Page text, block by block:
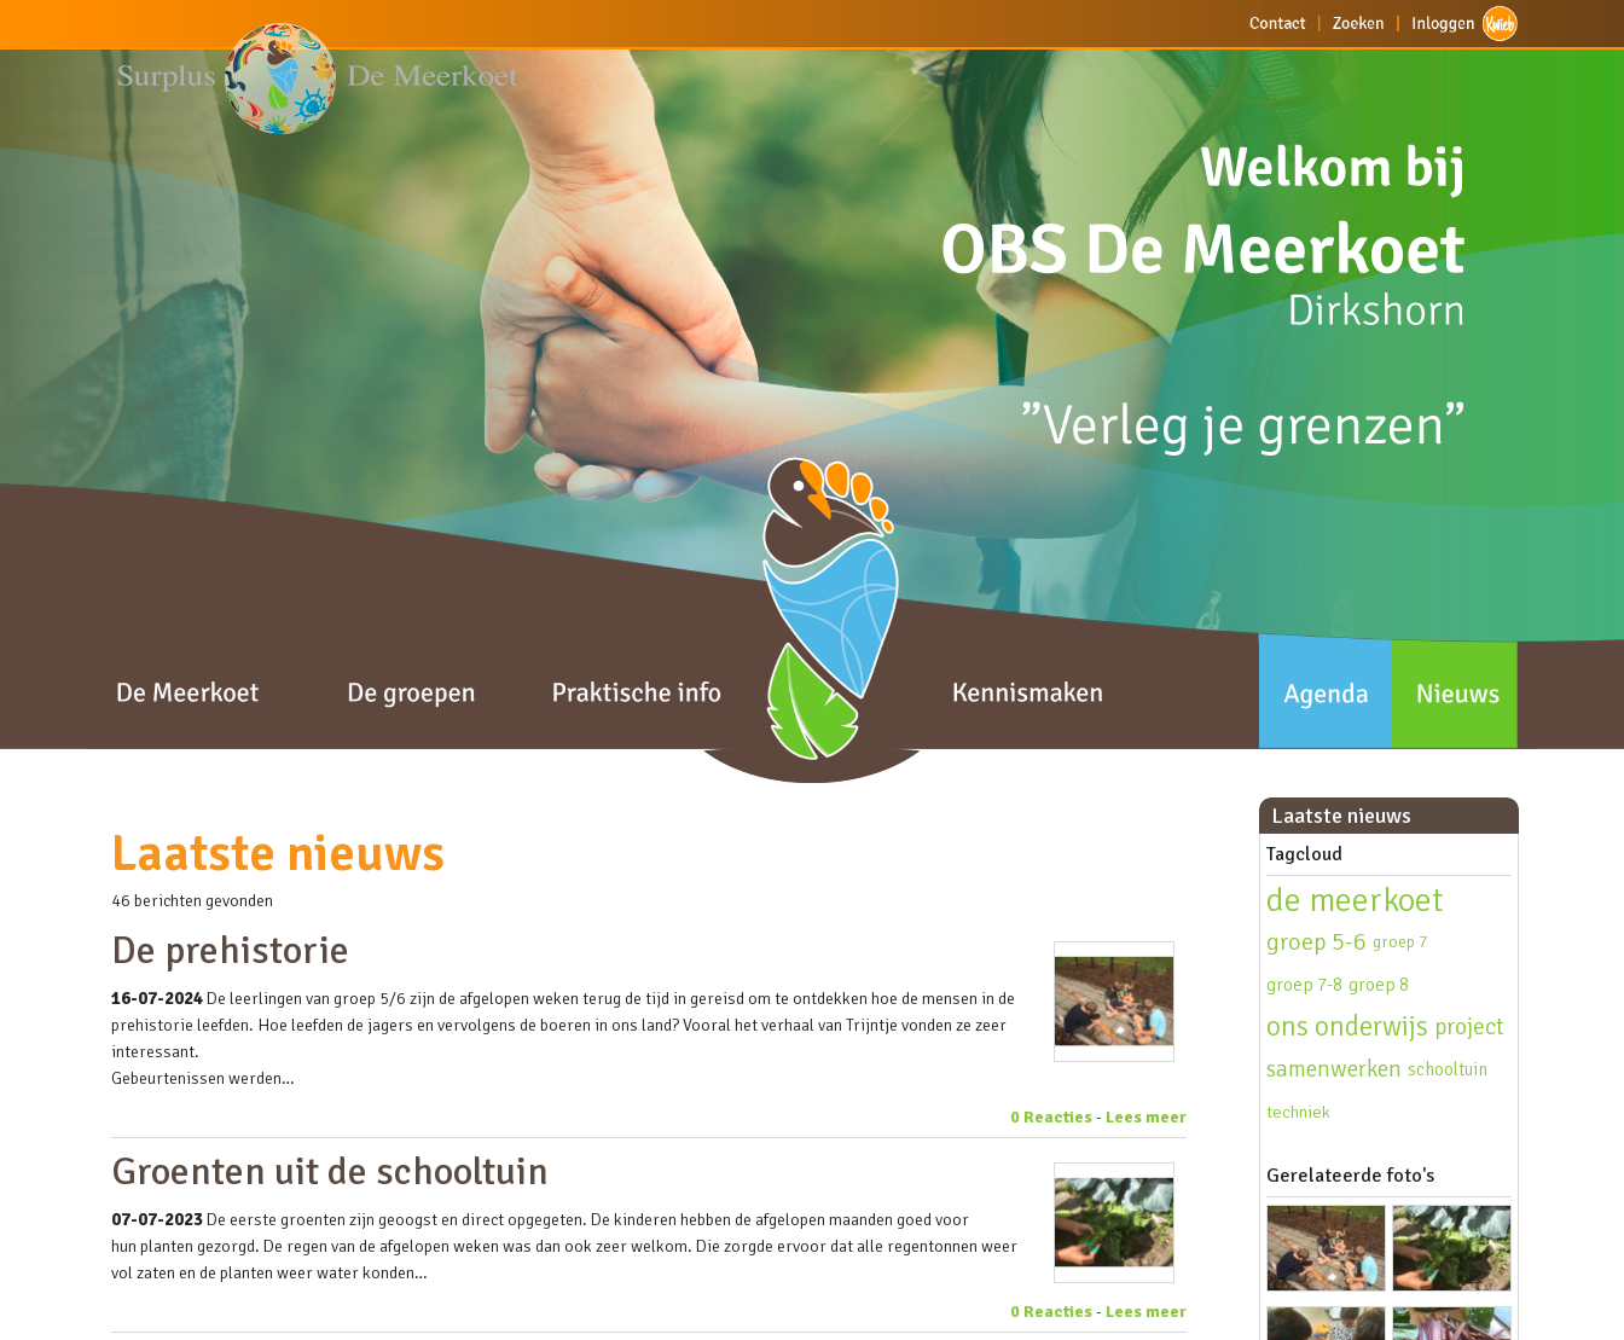
Laatste nieuws
46 berichten gevonden
De prehistorie
16-07-2024De leerlingen van groep 5/6 zijn de afgelopen weken terug de tijd in gereisd om te ontdekken hoe de mensen in de
prehistorie leefden. Hoe leefden de jagers en vervolgens de boeren in ons land? Vooral het verhaal van Trijntje vonden ze zeer
interessant.
Gebeurtenissen werden…
0 Reacties- Lees meer
Groenten uit de schooltuin
07-07-2023De eerste groenten zijn geoogst en direct opgegeten. De kinderen hebben de afgelopen maanden goed voor
hun planten gezorgd. De regen van de afgelopen weken was dan ook zeer welkom. Die zorgde ervoor dat alle regentonnen weer
vol zaten en de planten weer water konden…
0 Reacties- Lees meer
Laatste nieuws
Tagcloud
de meerkoet
groep 5-6 groep 7
groep 7-8 groep 8
ons onderwijs project
samenwerken schooltuin
techniek
Gerelateerde foto's